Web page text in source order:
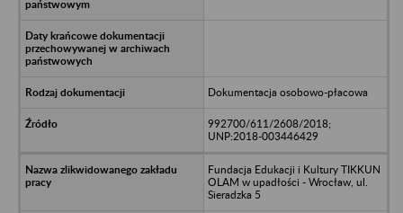
Dokumentacja osobowo-płacowa
992700/611/2608/2018;
UNP:2018-003446429
Fundacja Edukacji i Kultury TIKKUN
OLAM w upadłości - Wrocław, ul.
Sieradzka 5